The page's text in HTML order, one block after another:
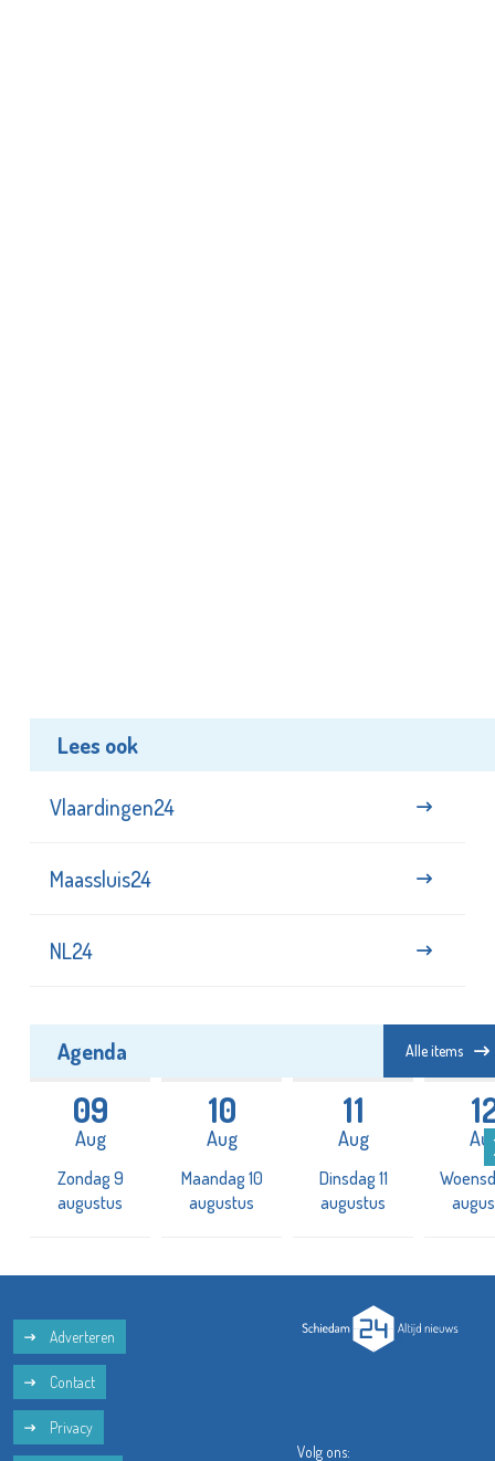
Vlaardingen24
09
Aug
Zondag 9
augustus
10
Aug
Maandag 10
augustus
11
Aug
Dinsdag 11
augustus
Contact
Privacy
Disclaimer